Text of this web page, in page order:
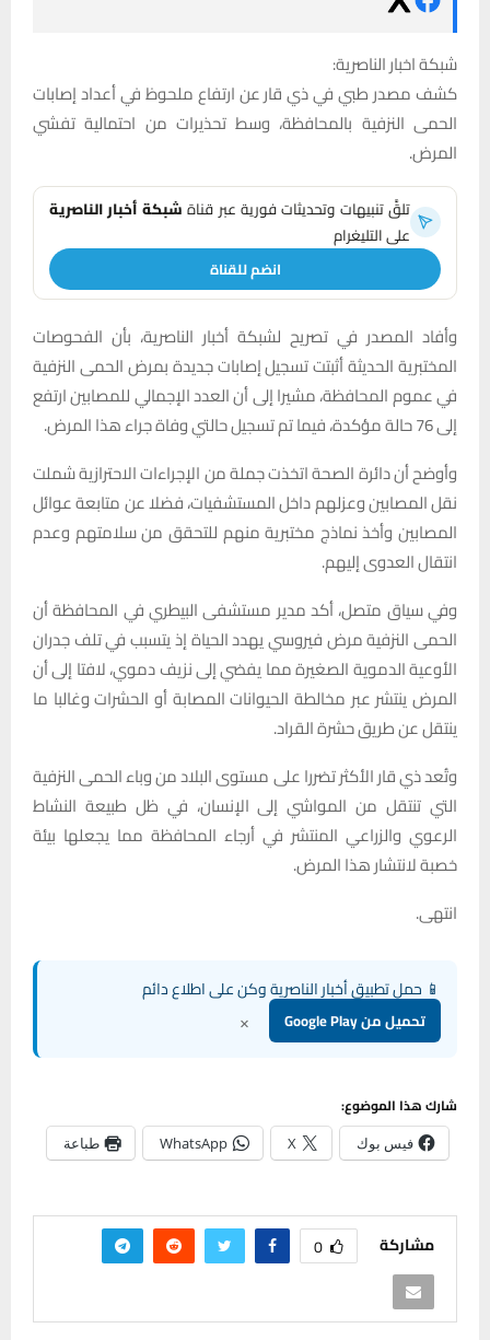
شبكة اخبار الناصرية:
كشف مصدر طبي في ذي قار عن ارتفاع ملحوظ في أعداد إصابات
الحمى النزفية بالمحافظة، وسط تحذيرات من احتمالية تفشي
المرض.
تلقَّ تنبيهات وتحديثات فورية عبر قناةشبكة أخبار الناصرية
على التليغرام
انضم للقناة
وأفاد المصدر في تصريح لشبكة أخبار الناصرية، بأن الفحوصات
المختبرية الحديثة أثبتت تسجيل إصابات جديدة بمرض الحمى النزفية
في عموم المحافظة، مشيرا إلى أن العدد الإجمالي للمصابين ارتفع
إلى 76 حالة مؤكدة، فيما تم تسجيل حالتي وفاة جراء هذا المرض.
وأوضح أن دائرة الصحة اتخذت جملة من الإجراءات الاحترازية شملت
نقل المصابين وعزلهم داخل المستشفيات، فضلا عن متابعة عوائل
المصابين وأخذ نماذج مختبرية منهم للتحقق من سلامتهم وعدم
انتقال العدوى إليهم.
وفي سياق متصل، أكد مدير مستشفى البيطري في المحافظة أن
الحمى النزفية مرض فيروسي يهدد الحياة إذ يتسبب في تلف جدران
الأوعية الدموية الصغيرة مما يفضي إلى نزيف دموي، لافتا إلى أن
المرض ينتشر عبر مخالطة الحيوانات المصابة أو الحشرات وغالبا ما
ينتقل عن طريق حشرة القراد.
وتُعد ذي قار الأكثر تضررا على مستوى البلاد من وباء الحمى النزفية
التي تنتقل من المواشي إلى الإنسان، في ظل طبيعة النشاط
الرعوي والزراعي المنتشر في أرجاء المحافظة مما يجعلها بيئة
خصبة لانتشار هذا المرض.
انتهى.
📱 حمل تطبيق أخبار الناصرية وكن على اطلاع دائم
تحميل من Google Play ×
شارك هذا الموضوع:
فيس بوك X
WhatsApp طباعة
مشاركة 0